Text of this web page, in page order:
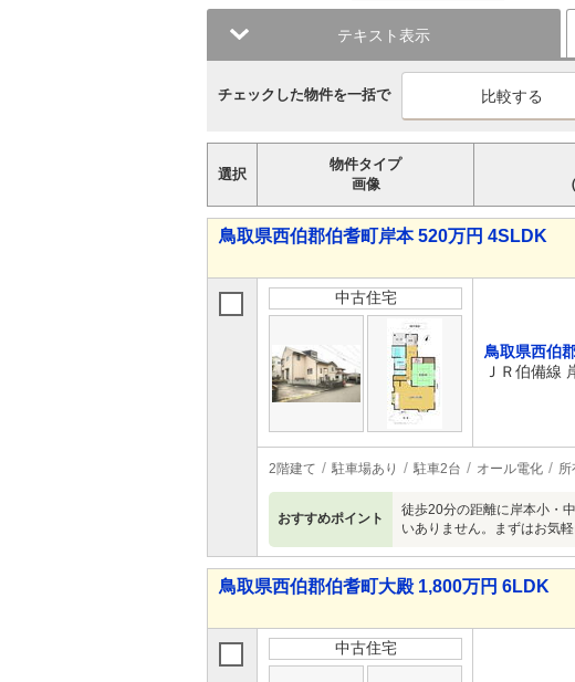
テキスト表示
チェックした物件を一括で
選択
物件タイプ
画像
鳥取県西伯郡伯耆町岸本 520万円 4SLDK
中古住宅
鳥取県西伯
ＪＲ伯備線
2階建て 駐車場あり 駐車2台 オール電化 所
おすすめポイント
徒歩20分の距離に岸本小・
いありません。まずはお気
鳥取県西伯郡伯耆町大殿 1,800万円 6LDK
中古住宅